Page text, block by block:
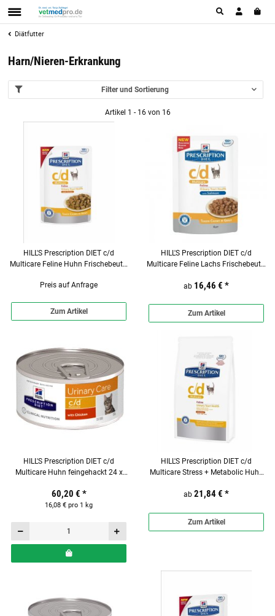
Diätfutter
Harn/Nieren-Erkrankung
Filter und Sortierung
Artikel 1 - 16 von 16
HILL'S Prescription DIET c/d
Multicare Feline Huhn Frischebeutel
Preis auf Anfrage
Zum Artikel
HILL'S Prescription DIET c/d
Multicare Feline Lachs Frischebeutel
ab 16,46 € *
Zum Artikel
HILL'S Prescription DIET c/d
Multicare Huhn feingehackt 24 x
60,20 € *
16,08 € pro 1 kg
HILL'S Prescription DIET c/d
Multicare Stress + Metabolic Huhn
ab 21,84 € *
Zum Artikel